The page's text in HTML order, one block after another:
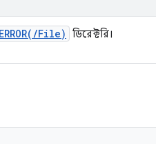
ERROR( /File) ডিরেক্টরি।